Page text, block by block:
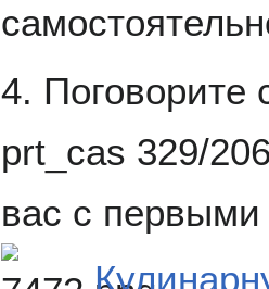
4.
prt_cas 329/
вас с